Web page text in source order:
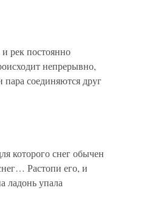
рек постоянно
непрерывно,
пара соединяются друг
которого снег обычен
Растопи его, и
ладонь упала